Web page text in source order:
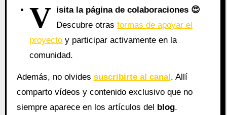
V isita la página de colaboraciones 😍
Descubre otrasformas de apoyar el
proyecto y participar activamente en la
comunidad.
Además, no olvides suscribirte al canal. Allí
comparto vídeos y contenido exclusivo que no
siempre aparece en los artículos del blog.